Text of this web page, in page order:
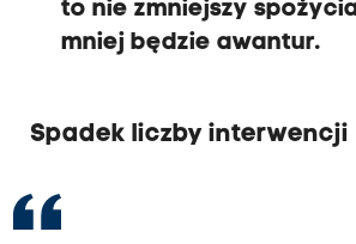
to nie zmniejszy
mniej będzie awantur.
Spadek liczby interwencji